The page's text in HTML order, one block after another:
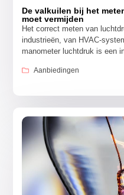
De valkuilen bij het
moet vermijden
Het correct meten van
industrieën, van HVAC-
manometer luchtdruk is een
Aanbiedingen